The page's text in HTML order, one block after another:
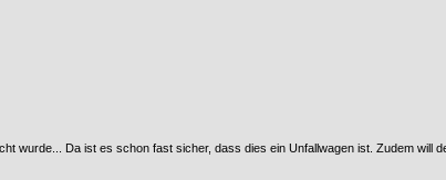
wurde... Da ist es schon fast sicher, dass dies ein Unfallwagen ist. Zudem will